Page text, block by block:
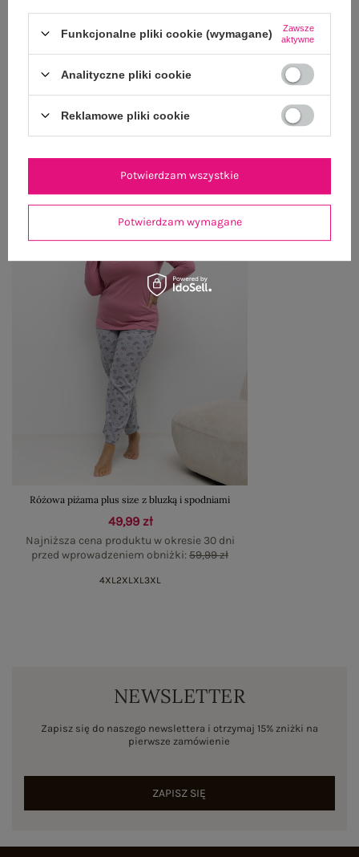
OSTATNIO OGLĄDANE
Zobacz wszystko
Różowa piżama plus size z bluzką i spodniami
49,99 zł
Najniższa cena produktu w okresie 30 dni
przed wprowadzeniem obniżki:59,99 zł
4XL 2XL XL 3XL
NEWSLETTER
Zapisz się do naszego newslettera i otrzymaj 15% zniżki na
pierwsze zamówienie
ZAPISZ SIĘ
Funkcjonalne pliki cookie (wymagane)
Zawsze
aktywne
Analityczne pliki cookie
Reklamowe pliki cookie
Potwierdzam wymagane
Potwierdzam wszystkie